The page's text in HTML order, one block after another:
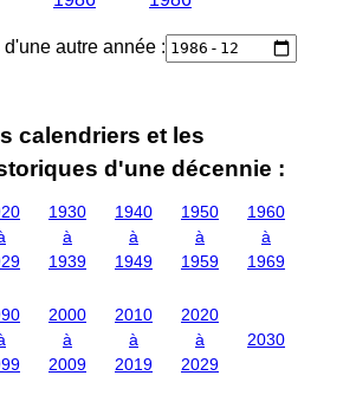
autre année :
calendriers et les
d'une décennie :
1930
à
1939
1940
à
1949
1950
à
1959
1960
à
1969
2000
à
2009
2010
à
2019
2020
à
2029
2030